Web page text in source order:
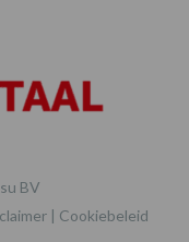
BV
| Cookiebeleid